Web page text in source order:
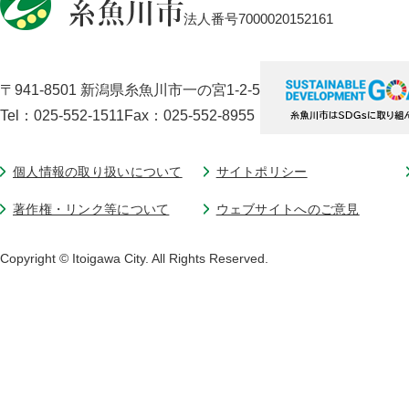
法人番号7000020152161
〒941-8501 新潟県糸魚川市一の宮1-2-5
Tel：025-552-1511Fax：025-552-8955
個人情報の取り扱いについて サイトポリシー
著作権・リンク等について ウェブサイトへのご意見
Copyright © Itoigawa City. All Rights Reserved.